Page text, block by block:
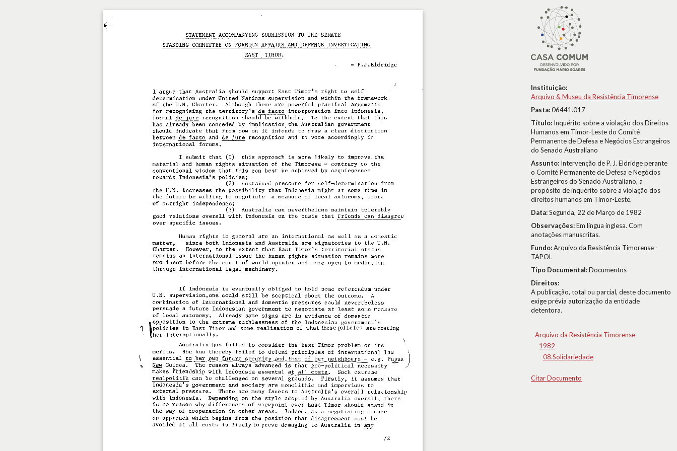
Instituição:
Arquivo & Museu da Resistência Timorense
Pasta:06441.017
Título: Inquérito sobre a violação dos Direitos
Humanos em Timor-Leste do Comité
Permanente de Defesa e Negócios Estrangeiros
do Senado Australiano
Assunto: Intervenção de P. J. Eldridge perante
o Comité Permanente de Defesa e Negócios
Estrangeiros do Senado Australiano, a
propósito de inquérito sobre a violação dos
direitos humanos em Timor-Leste.
Data:Segunda, 22 de Março de 1982
Observações:Em língua inglesa. Com
anotações manuscritas.
Fundo:Arquivo da Resistência Timorense -
TAPOL
Tipo Documental:Documentos
Direitos:
A publicação, total ou parcial, deste documento
exige prévia autorização da entidade
detentora.
Arquivo da Resistência Timorense
1982
08.Solidariedade
Citar Documento